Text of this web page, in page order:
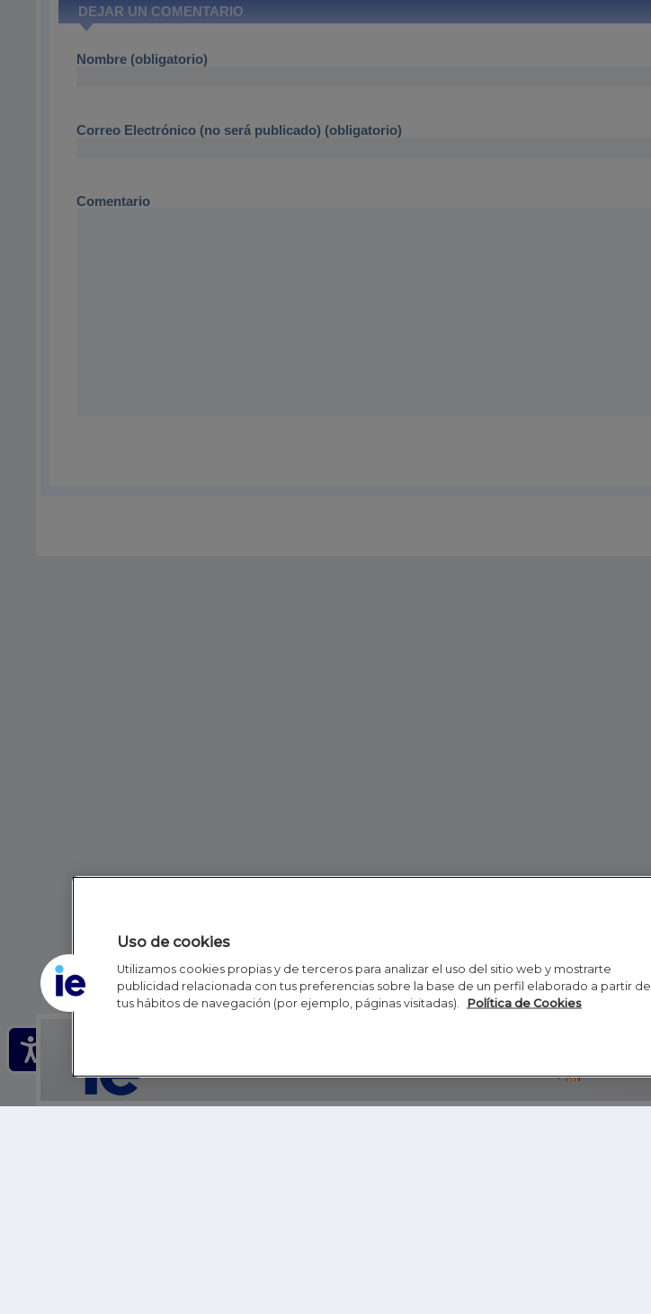
DEJAR UN COMENTARIO
Nombre (obligatorio)
Correo Electrónico (no será publicado) (obligatorio)
Comentario
Inicio RSS
Uso de cookies
Utilizamos cookies propias y de terceros para analizar el uso del sitio web y mostrarte
publicidad relacionada con tus preferencias sobre la base de un perfil elaborado a partir de
tus hábitos de navegación (por ejemplo, páginas visitadas).
Política de Cookies